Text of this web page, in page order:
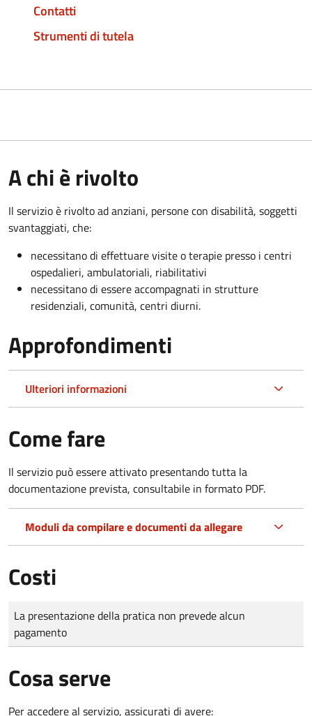
Contatti
Strumenti di tutela
A chi è rivolto
Il servizio è rivolto ad anziani, persone con disabilità, soggetti
svantaggiati, che:
necessitano di effettuare visite o terapie presso i centri
ospedalieri, ambulatoriali, riabilitativi
necessitano di essere accompagnati in strutture
residenziali, comunità, centri diurni.
Approfondimenti
Ulteriori informazioni
Come fare
Il servizio può essere attivato presentando tutta la
documentazione prevista, consultabile in formato PDF.
Moduli da compilare e documenti da allegare
Costi
Tipo di pagamento
Importo
La presentazione della pratica non prevede alcun
pagamento
Cosa serve
Per accedere al servizio, assicurati di avere: